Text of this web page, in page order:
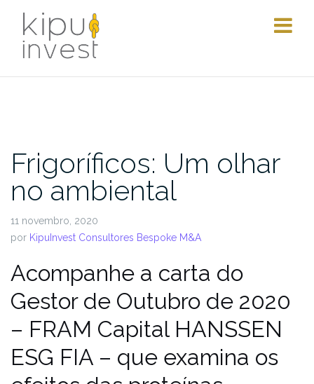
conteúdo
Frigoríficos: Um olhar
no ambiental
11 novembro, 2020
por KipuInvest Consultores Bespoke M&A
Acompanhe a carta do
Gestor de Outubro de 2020
– FRAM Capital HANSSEN
ESG FIA – que examina os